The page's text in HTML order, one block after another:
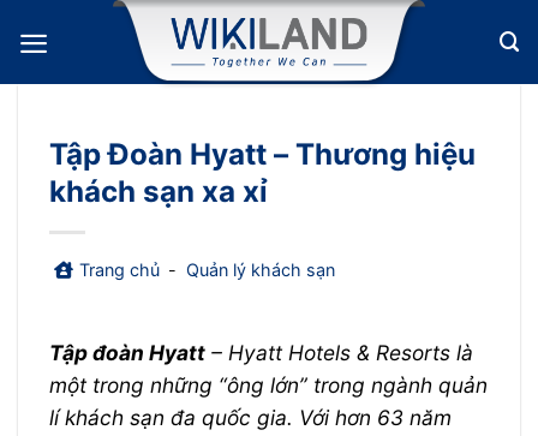
qua
nội
Tập Đoàn Hyatt – Thương hiệu
khách sạn xa xỉ
Trang chủ - Quản lý khách sạn
Tập đoàn Hyatt– Hyatt Hotels & Resorts là
một trong những “ông lớn” trong ngành quản
lí khách sạn đa quốc gia. Với hơn 63 năm